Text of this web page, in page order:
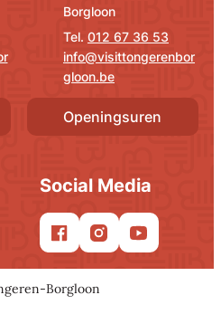
Borgloon
012 67 36 53
info@visittongerenbor
gloon.be
Openingsuren
Social Media
FacebookInstagramYouTube
Borgloon